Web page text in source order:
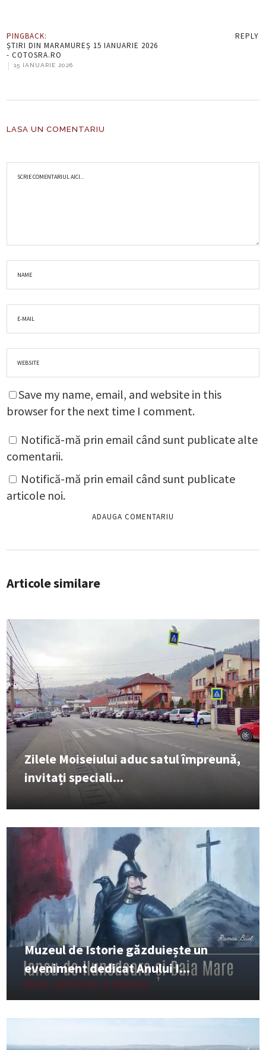
PINGBACK:
ȘTIRI DIN MARAMUREȘ 15 IANUARIE 2026
- COTOSRA.RO
|
15 IANUARIE 2026
REPLY
LASA UN COMENTARIU
Save my name, email, and website in this
browser for the next time I comment.
Notifică-mă prin email când sunt publicate alte
comentarii.
Notifică-mă prin email când sunt publicate
articole noi.
Articole similare
Zilele Moiseiului aduc satul împreună,
invitați speciali...
Muzeul de Istorie găzduiește un
eveniment dedicat Anului I...